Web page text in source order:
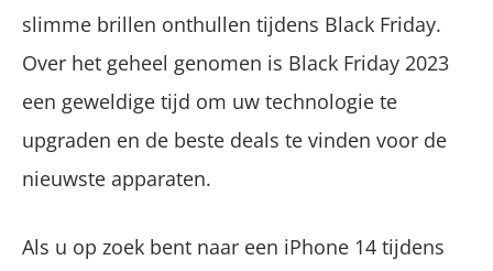
slimme brillen onthullen tijdens Black Friday.
Over het geheel genomen is Black Friday 2023
een geweldige tijd om uw technologie te
upgraden en de beste deals te vinden voor de
nieuwste apparaten.
Als u op zoek bent naar een iPhone 14 tijdens